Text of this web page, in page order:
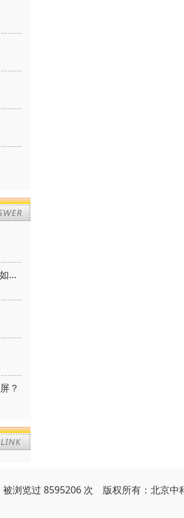
面对LED显示屏、LCD液晶屏、DLP幕墙，该如何选择？
？
被浏览过 8595206 次 版权所有：北京中